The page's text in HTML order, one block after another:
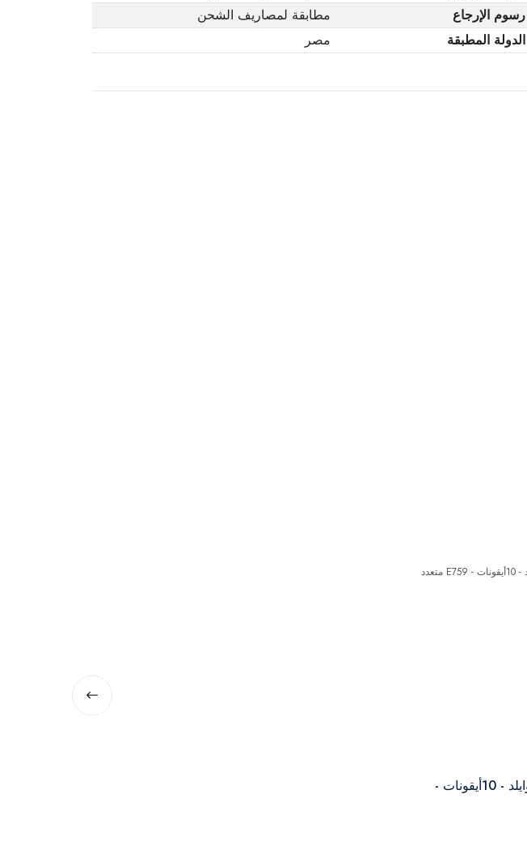
رسوم الإرجاع
مطابقة لمصاريف الشحن
الدولة المطبقة
مصر
بلت ايشادو للعيون ويت ان وايلد - 10أيقونات -